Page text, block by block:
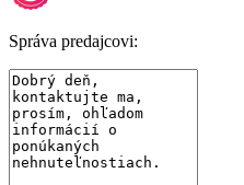
Správa predajcovi: